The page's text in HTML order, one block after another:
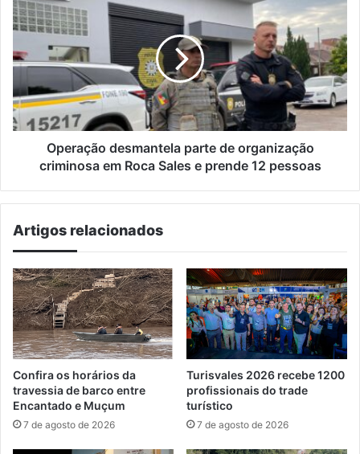
desmantela
parte
organização
criminosa
em
Roca
Sales
prende
Operação desmantela parte de organização
criminosa em Roca Sales e prende 12 pessoas
Artigos relacionados
Confira os horários da
travessia de barco entre
Encantado e Muçum
7 de agosto de 2026
Turisvales 2026 recebe 1200
profissionais do trade
turístico
7 de agosto de 2026